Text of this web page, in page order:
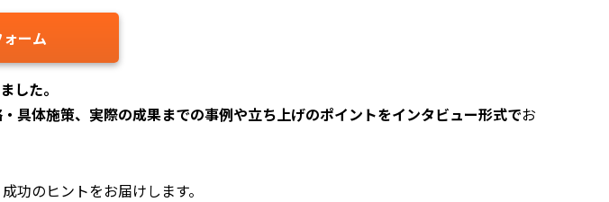
ーム
した。
具体施策、実際の成果までの事例や立ち上げのポイントをインタビュー形式でお
功のヒントをお届けします。